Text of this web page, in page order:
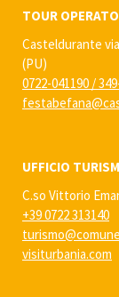
TOUR
Casteldurante
(PU)
0722-041190 /
UFFICIO
C.so Vittorio
+39 0722 313140
visiturbania.com